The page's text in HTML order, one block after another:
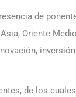
de
Oriente
de los